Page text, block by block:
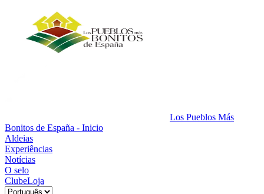
Los Pueblos Más
Bonitos de España - Inicio
Aldeias
Experiências
Notícias
O selo
ClubeLoja